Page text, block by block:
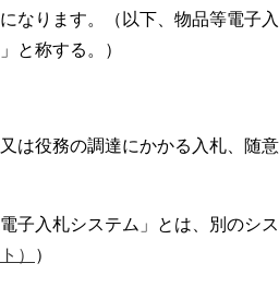
なります。（以下、物品等電子
と称する。）
は役務の調達にかかる入札、随
入札システム」とは、別のシ
）
）